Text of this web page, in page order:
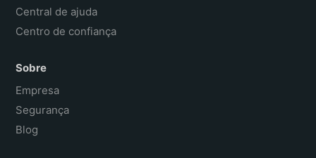
Central de ajuda
Centro de confiança
Sobre
Empresa
Segurança
Blog